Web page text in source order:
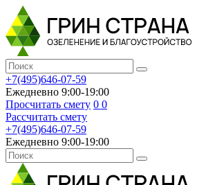
+7(495)646-07-59
Ежедневно 9:00-19:00
Просчитать смету 0 0
Рассчитать смету
+7(495)646-07-59
Ежедневно 9:00-19:00